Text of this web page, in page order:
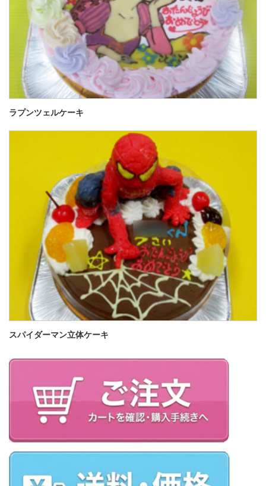
ラプンツェルケーキ
スパイダーマン立体ケーキ